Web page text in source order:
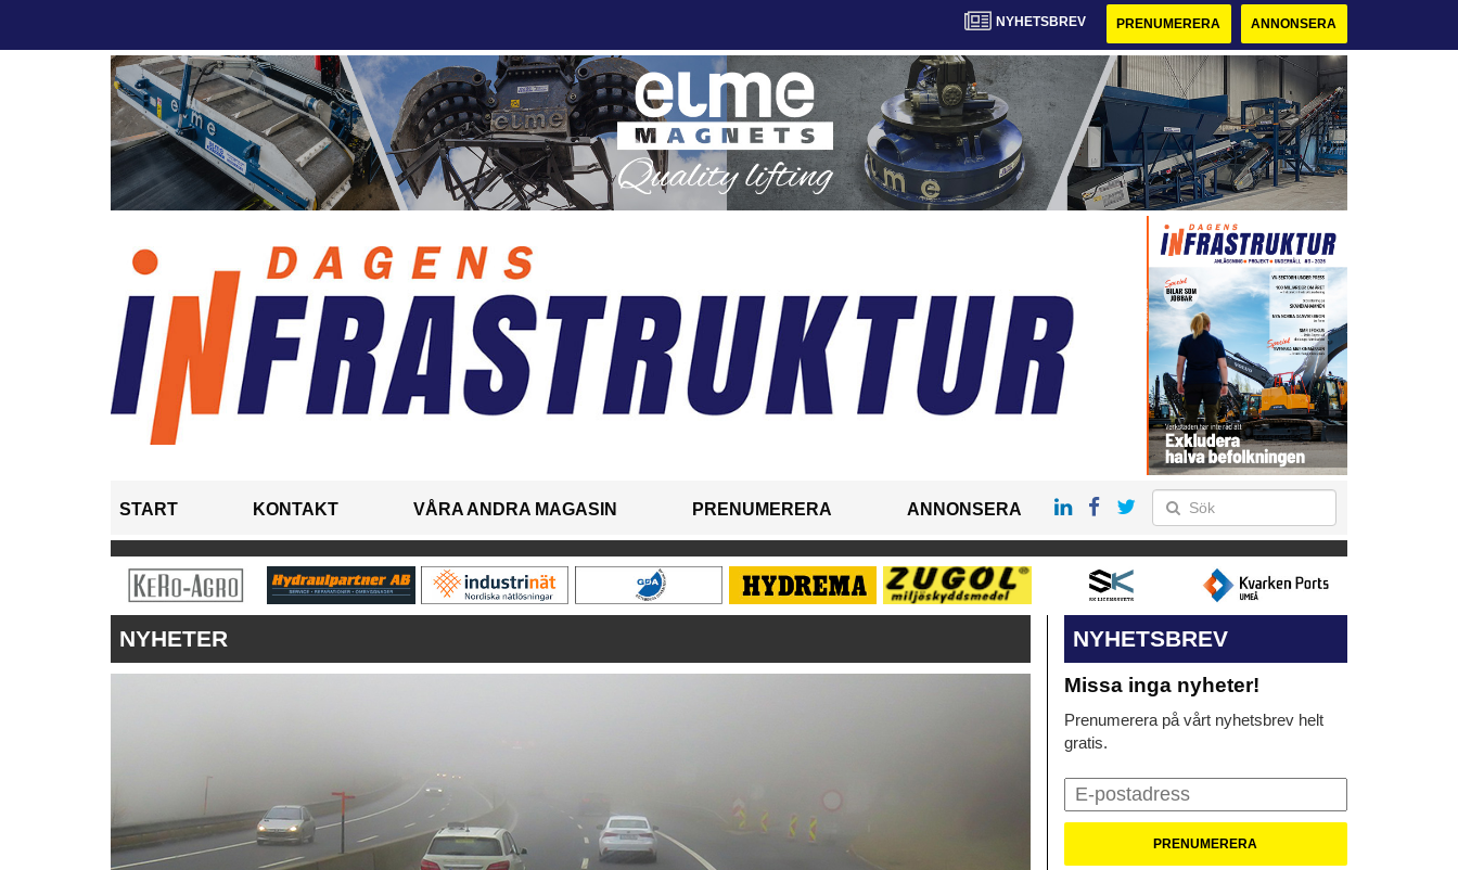
NYHETSBREV PRENUMERERA ANNONSERA
START KONTAKT VÅRA ANDRA MAGASIN PRENUMERERA ANNONSERA
NYHETER NYHETSBREV
Missa inga nyheter!
Prenumerera på vårt nyhetsbrev helt
gratis.